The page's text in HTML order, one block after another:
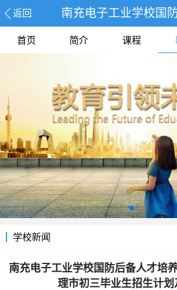
返回 南充电子工业学校国
首页 简介 课程
学校新闻
南充电子工业学校国防后备人才培
理市初三毕业生招生计划